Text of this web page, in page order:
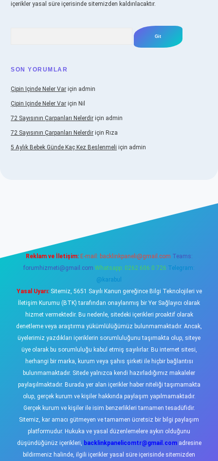
içerikler yasal süre içerisinde sitemizden kaldırılacaktır.
SON YORUMLAR
Çipin Içinde Neler Var için admin
Çipin Içinde Neler Var için Nil
72 Sayısının Çarpanları Nelerdir için admin
72 Sayısının Çarpanları Nelerdir için Rıza
5 Aylık Bebek Günde Kaç Kez Beslenmeli için admin
Reklam ve İletişim: E-mail: backlinkpaneli@gmail.com Teams:
forumhizmeti@gmail.com Whatsapp: 0262 606 0 726 Telegram:
@karabul
Yasal Uyarı:Sitemiz, 5651 Sayılı Kanun gereğince Bilgi Teknolojileri ve
İletişim Kurumu (BTK) tarafından onaylanmış bir Yer Sağlayıcı olarak
hizmet vermektedir. Bu nedenle, sitedeki içerikleri proaktif olarak
denetleme veya araştırma yükümlülüğümüz bulunmamaktadır. Ancak,
üyelerimiz yazdıkları içeriklerin sorumluluğunu taşımakta olup, siteye
üye olarak bu sorumluluğu kabul etmiş sayılırlar. Bu internet sitesi,
herhangi bir marka, kurum veya şahıs şirketi ile hiçbir bağlantısı
bulunmamaktadır. Sitede yalnızca kendi hazırladığımız makaleler
paylaşılmaktadır. Burada yer alan içerikler haber niteliği taşımamakta
olup, gerçek kurum ve kişiler hakkında paylaşım yapılmamaktadır.
Gerçek kurum ve kişiler ile isim benzerlikleri tamamen tesadüfidir.
Sitemiz, kar amacı gütmeyen ve tamamen ücretsiz bir bilgi paylaşım
platformudur. Hukuka ve yasal düzenlemelere aykırı olduğunu
düşündüğünüz içerikleri, backlinkpanelicomtr@gmail.comadresine
bildirmeniz halinde, ilgili içerikler yasal süre içerisinde sitemizden